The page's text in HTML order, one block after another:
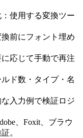
：使用する変換ツー
換前にフォント埋め
応じて手動で再注
ルド数・タイプ・名
な入力例で検証ロジ
、Foxit、ブラウ
。